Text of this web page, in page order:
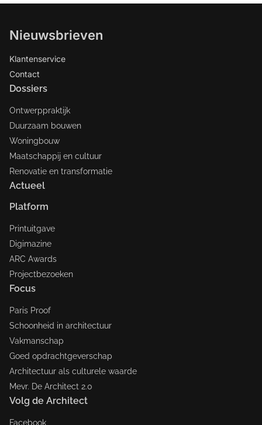
Nieuwsbrieven
Klantenservice
Contact
Dossiers
Ontwerppraktijk
Duurzaam bouwen
Woningbouw
Maatschappij en cultuur
Renovatie en transformatie
Actueel
Platform
Printuitgave
Digimazine
ARC Awards
Projectbezoeken
Focus
Paris Proof
Schoonheid in architectuur
Vakmanschap
Goed opdrachtgeverschap
Architectuur als culturele waarde
Mevr. De Architect 2.0
Volg de Architect
Facebook